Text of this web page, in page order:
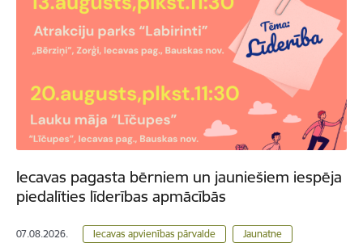
Iecavas pagasta bērniem un jauniešiem iespēja
piedalīties līderības apmācībās
07.08.2026. Iecavas apvienības pārvalde
Jaunatne